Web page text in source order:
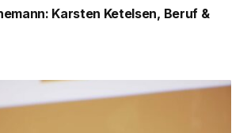
Karsten Ketelsen, Beruf &